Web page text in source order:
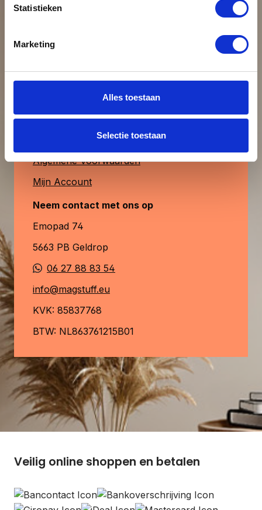
Statistieken
Marketing
Alles toestaan
Selectie toestaan
uiteraard ook verkrijgbaar. MagFrame-less
duurzame en aanpasbare fotopresentatie.
taal.
uw inzichten met anderen.
Klantenservice
Heb je vragen?
Contactformulier
Veelgestelde Vragen
Algemene Voorwaarden
Mijn Account
Neem contact met ons op
Emopad 74
5663 PB Geldrop
06 27 88 83 54
info@magstuff.eu
KVK: 85837768
BTW: NL863761215B01
Veilig online shoppen en betalen